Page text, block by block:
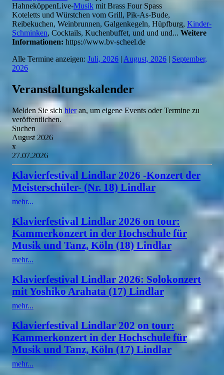
HahneköppenLive-Musik mit Brass Four Spass
Koteletts und Würstchen vom Grill, Pik-As-Bude,
Reibekuchen, Weinbrunnen, Galgenkegeln, Hüpfburg, Kinder-
Schminken, Cocktails, Kuchenbuffet, und und und... Weitere
Informationen: https://www.bv-scheel.de
Alle Termine anzeigen: Juli, 2026 | August, 2026 | September,
2026
Veranstaltungskalender
Melden Sie sich hieran, um eigene Events oder Termine zu
veröffentlichen.
Suchen
August 2026
x
27.07.2026
Klavierfestival Lindlar 2026 -Konzert der
Meisterschüler- (Nr. 18) Lindlar
mehr...
Klavierfestival Lindlar 2026 on tour:
Kammerkonzert in der Hochschule für
Musik und Tanz, Köln (18) Lindlar
mehr...
Klavierfestival Lindlar 2026: Solokonzert
mit Yoshiko Arahata (17) Lindlar
mehr...
Klavierfestival Lindlar 202 on tour:
Kammerkonzert in der Hochschule für
Musik und Tanz, Köln (17) Lindlar
mehr...